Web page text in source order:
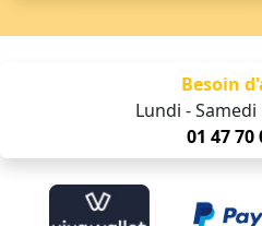
Besoin
Lundi - Samedi
01 47 70